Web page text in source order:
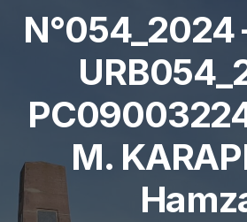
N°054_2024
M.